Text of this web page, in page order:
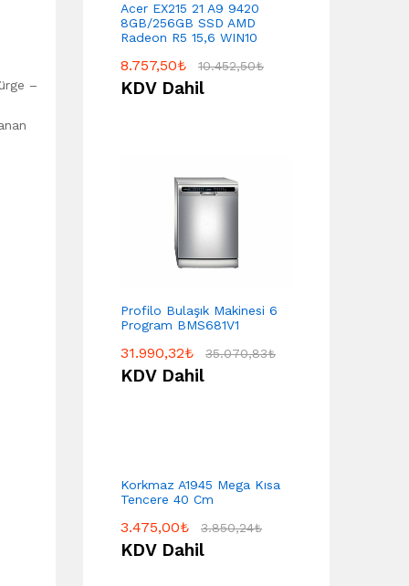
–
Acer EX215 21 A9 9420
8GB/256GB SSD AMD
Radeon R5 15,6 WIN10
8.757,50₺ 10.452,50₺
KDV Dahil
Profilo Bulaşık Makinesi 6
Program BMS681V1
31.990,32₺ 35.070,83₺
KDV Dahil
Korkmaz A1945 Mega Kısa
Tencere 40 Cm
3.475,00₺ 3.850,24₺
KDV Dahil